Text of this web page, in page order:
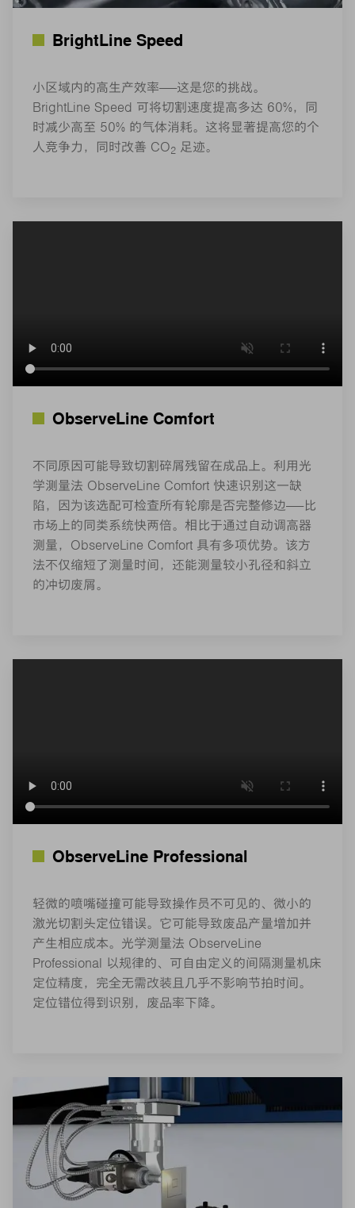
BrightLine Speed
小区域内的高生产效率——这是您的挑战。
BrightLine Speed 可将切割速度提高多达 60%，同
时减少高至 50% 的气体消耗。这将显著提高您的个
人竞争力，同时改善 CO2 足迹。
ObserveLine Comfort
不同原因可能导致切割碎屑残留在成品上。利用光
学测量法 ObserveLine Comfort 快速识别这一缺
陷，因为该选配可检查所有轮廓是否完整修边——比
市场上的同类系统快两倍。相比于通过自动调高器
测量，ObserveLine Comfort 具有多项优势。该方
法不仅缩短了测量时间，还能测量较小孔径和斜立
的冲切废屑。
ObserveLine Professional
轻微的喷嘴碰撞可能导致操作员不可见的、微小的
激光切割头定位错误。它可能导致废品产量增加并
产生相应成本。光学测量法 ObserveLine
Professional 以规律的、可自由定义的间隔测量机床
定位精度，完全无需改装且几乎不影响节拍时间。
定位错位得到识别，废品率下降。